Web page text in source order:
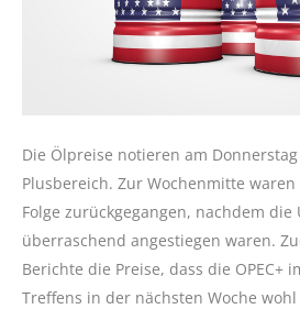
Die Ölpreise notieren am
Plusbereich. Zur Wochenmitte
Folge zurückgegangen, nachdem die
überraschend angestiegen waren.
Berichte die Preise, dass die OPEC+
Treffens in der nächsten Woche